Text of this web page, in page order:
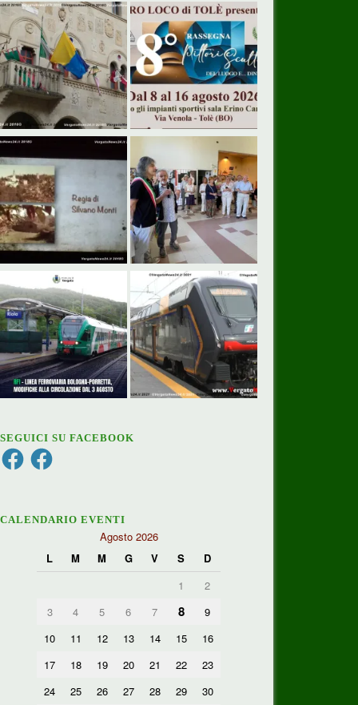
SEGUICI SU FACEBOOK
FacebookFacebook
CALENDARIO EVENTI
Agosto 2026
L
M M G V S
D
1
2
3
4 5 6 7 8
9
10
11 12 13 14 15
16
17
18 19 20 21 22
23
24
25 26 27 28 29 30